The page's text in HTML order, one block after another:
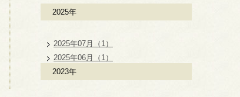
2025年
2025年07月（1）
2025年06月（1）
2023年